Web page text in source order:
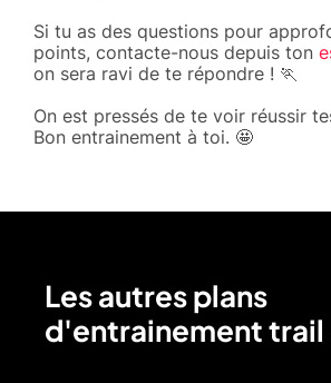
Si tu as des questions pour
points, contacte-nous depuis ton
on sera ravi de te répondre ! 🏃
On est pressés de te voir réussir
Bon entrainement à toi. 🤩
Les autres plans
d'entrainement trail